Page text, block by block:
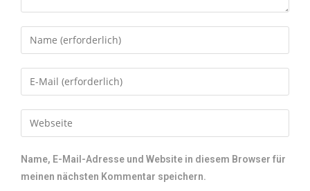
Name, E-Mail-Adresse und Website in diesem Browser für
meinen nächsten Kommentar speichern.